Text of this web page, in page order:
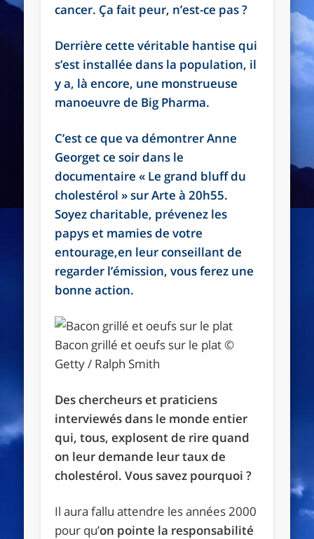
cancer. Ça fait peur, n’est-ce pas ?
Derrière cette véritable hantise qui
s’est installée dans la population, il
y a, là encore, une monstrueuse
manoeuvre de Big Pharma.
C’est ce que va démontrer Anne
Georget ce soir dans le
documentaire « Le grand bluff du
cholestérol » sur Arte à 20h55.
Soyez charitable, prévenez les
papys et mamies de votre
entourage,en leur conseillant de
regarder l’émission, vous ferez une
bonne action.
Bacon grillé et oeufs sur le plat ©
Getty / Ralph Smith
Des chercheurs et praticiens
interviewés dans le monde entier
qui, tous, explosent de rire quand
on leur demande leur taux de
cholestérol. Vous savez pourquoi ?
Il aura fallu attendre les années 2000
pour qu’on pointe la responsabilité